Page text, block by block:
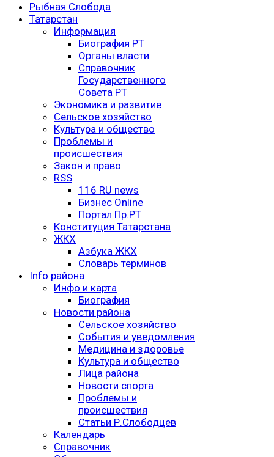
Рыбная Слобода
Татарстан
Информация
Биография РТ
Органы власти
Справочник
Государственного
Совета РТ
Экономика и развитие
Сельское хозяйство
Культура и общество
Проблемы и
происшествия
Закон и право
RSS
116 RU news
Бизнес Online
Портал Пр.РТ
Конституция Татарстана
ЖКХ
Азбука ЖКХ
Словарь терминов
Info района
Инфо и карта
Биография
Новости района
Сельское хозяйство
События и уведомления
Медицина и здоровье
Культура и общество
Лица района
Новости спорта
Проблемы и
происшествия
Статьи Р.Слободцев
Календарь
Справочник